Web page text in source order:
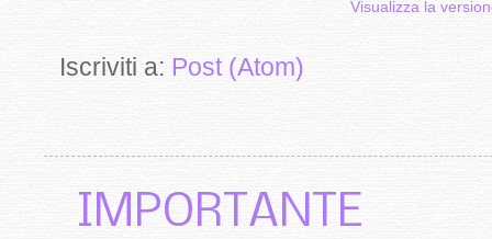
Visualizza la
Iscriviti a: Post (Atom)
IMPORTANTE